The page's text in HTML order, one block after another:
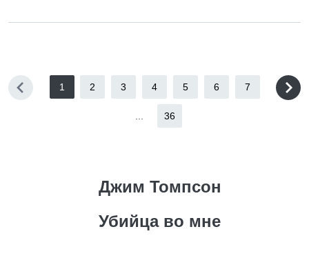
1 2 3 4 5 6 7
36
Джим Томпсон
Убийца во мне